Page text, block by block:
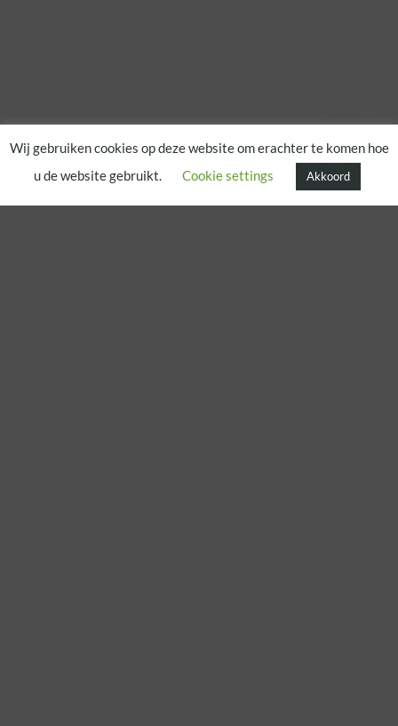
Wij gebruiken cookies op deze website om erachter te komen hoe
u de website gebruikt.
Cookie settings Akkoord